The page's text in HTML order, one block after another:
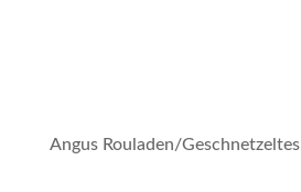
Angus Rouladen/Geschnetzeltes